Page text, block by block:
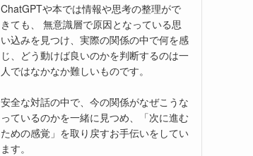
ChatGPTや本では情報や思考の整理がで
きても、 無意識層で原因となっている思
い込みを見つけ、実際の関係の中で何を感
じ、どう動けば良いのかを判断するのは一
人ではなかなか難しいものです。
安全な対話の中で、今の関係がなぜこうな
っているのかを一緒に見つめ、「次に進む
ための感覚」を取り戻すお手伝いをしてい
ます。